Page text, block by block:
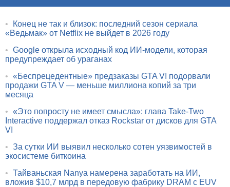
•
Конец не так и близок: последний сезон сериала
«Ведьмак» от Netflix не выйдет в 2026 году
• Google открыла исходный код ИИ-модели, которая
предупреждает об ураганах
• «Беспрецедентные» предзаказы GTA VI подорвали
продажи GTA V — меньше миллиона копий за три
месяца
• «Это попросту не имеет смысла»: глава Take-Two
Interactive поддержал отказ Rockstar от дисков для GTA
VI
• За сутки ИИ выявил несколько сотен уязвимостей в
экосистеме биткоина
• Тайваньская Nanya намерена заработать на ИИ,
вложив $10,7 млрд в передовую фабрику DRAM с EUV